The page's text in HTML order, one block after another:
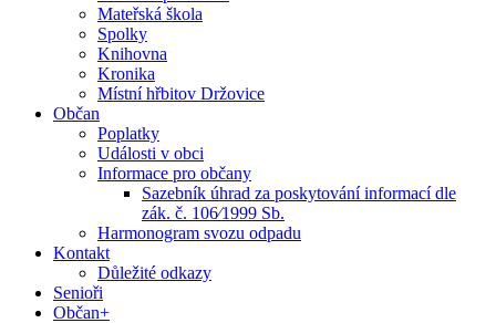
Mateřská škola
Spolky
Knihovna
Kronika
Místní hřbitov Držovice
Občan
Poplatky
Události v obci
Informace pro občany
Sazebník úhrad za poskytování informací dle
zák. č. 106⁄1999 Sb.
Harmonogram svozu odpadu
Kontakt
Důležité odkazy
Senioři
Občan+